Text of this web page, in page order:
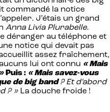
commandé la notice
J’étais un grand
Anna Livia Plurabelle.
déranger au téléphone et
notice qui devait pas
assez fraîchement,
lui ont connu « Mais
Puis : « Mais savez-vous
de big band? Et d’abord
? » La douche froide !